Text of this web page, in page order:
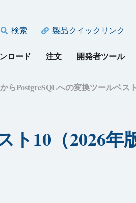
検索 製品クイックリンク
ロード 注文 開発者ツール
らPostgreSQLへの変換ツールベス
ト10（2026